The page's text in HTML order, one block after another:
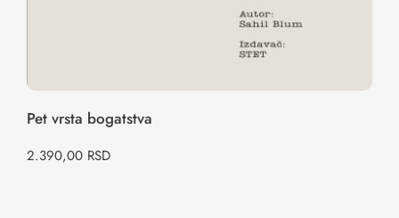
Pet vrsta bogatstva
2.390,00 RSD